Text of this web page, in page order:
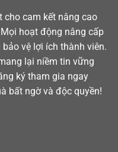
cho cam kết nâng cao
hoạt động nâng cấp
vệ lợi ích thành viên.
lại niềm tin vững
ký tham gia ngay
bất ngờ và độc quyền!